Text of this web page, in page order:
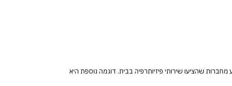
שהציעו שירותי פיזיותרפיה בבית. דוגמה נוספת היא